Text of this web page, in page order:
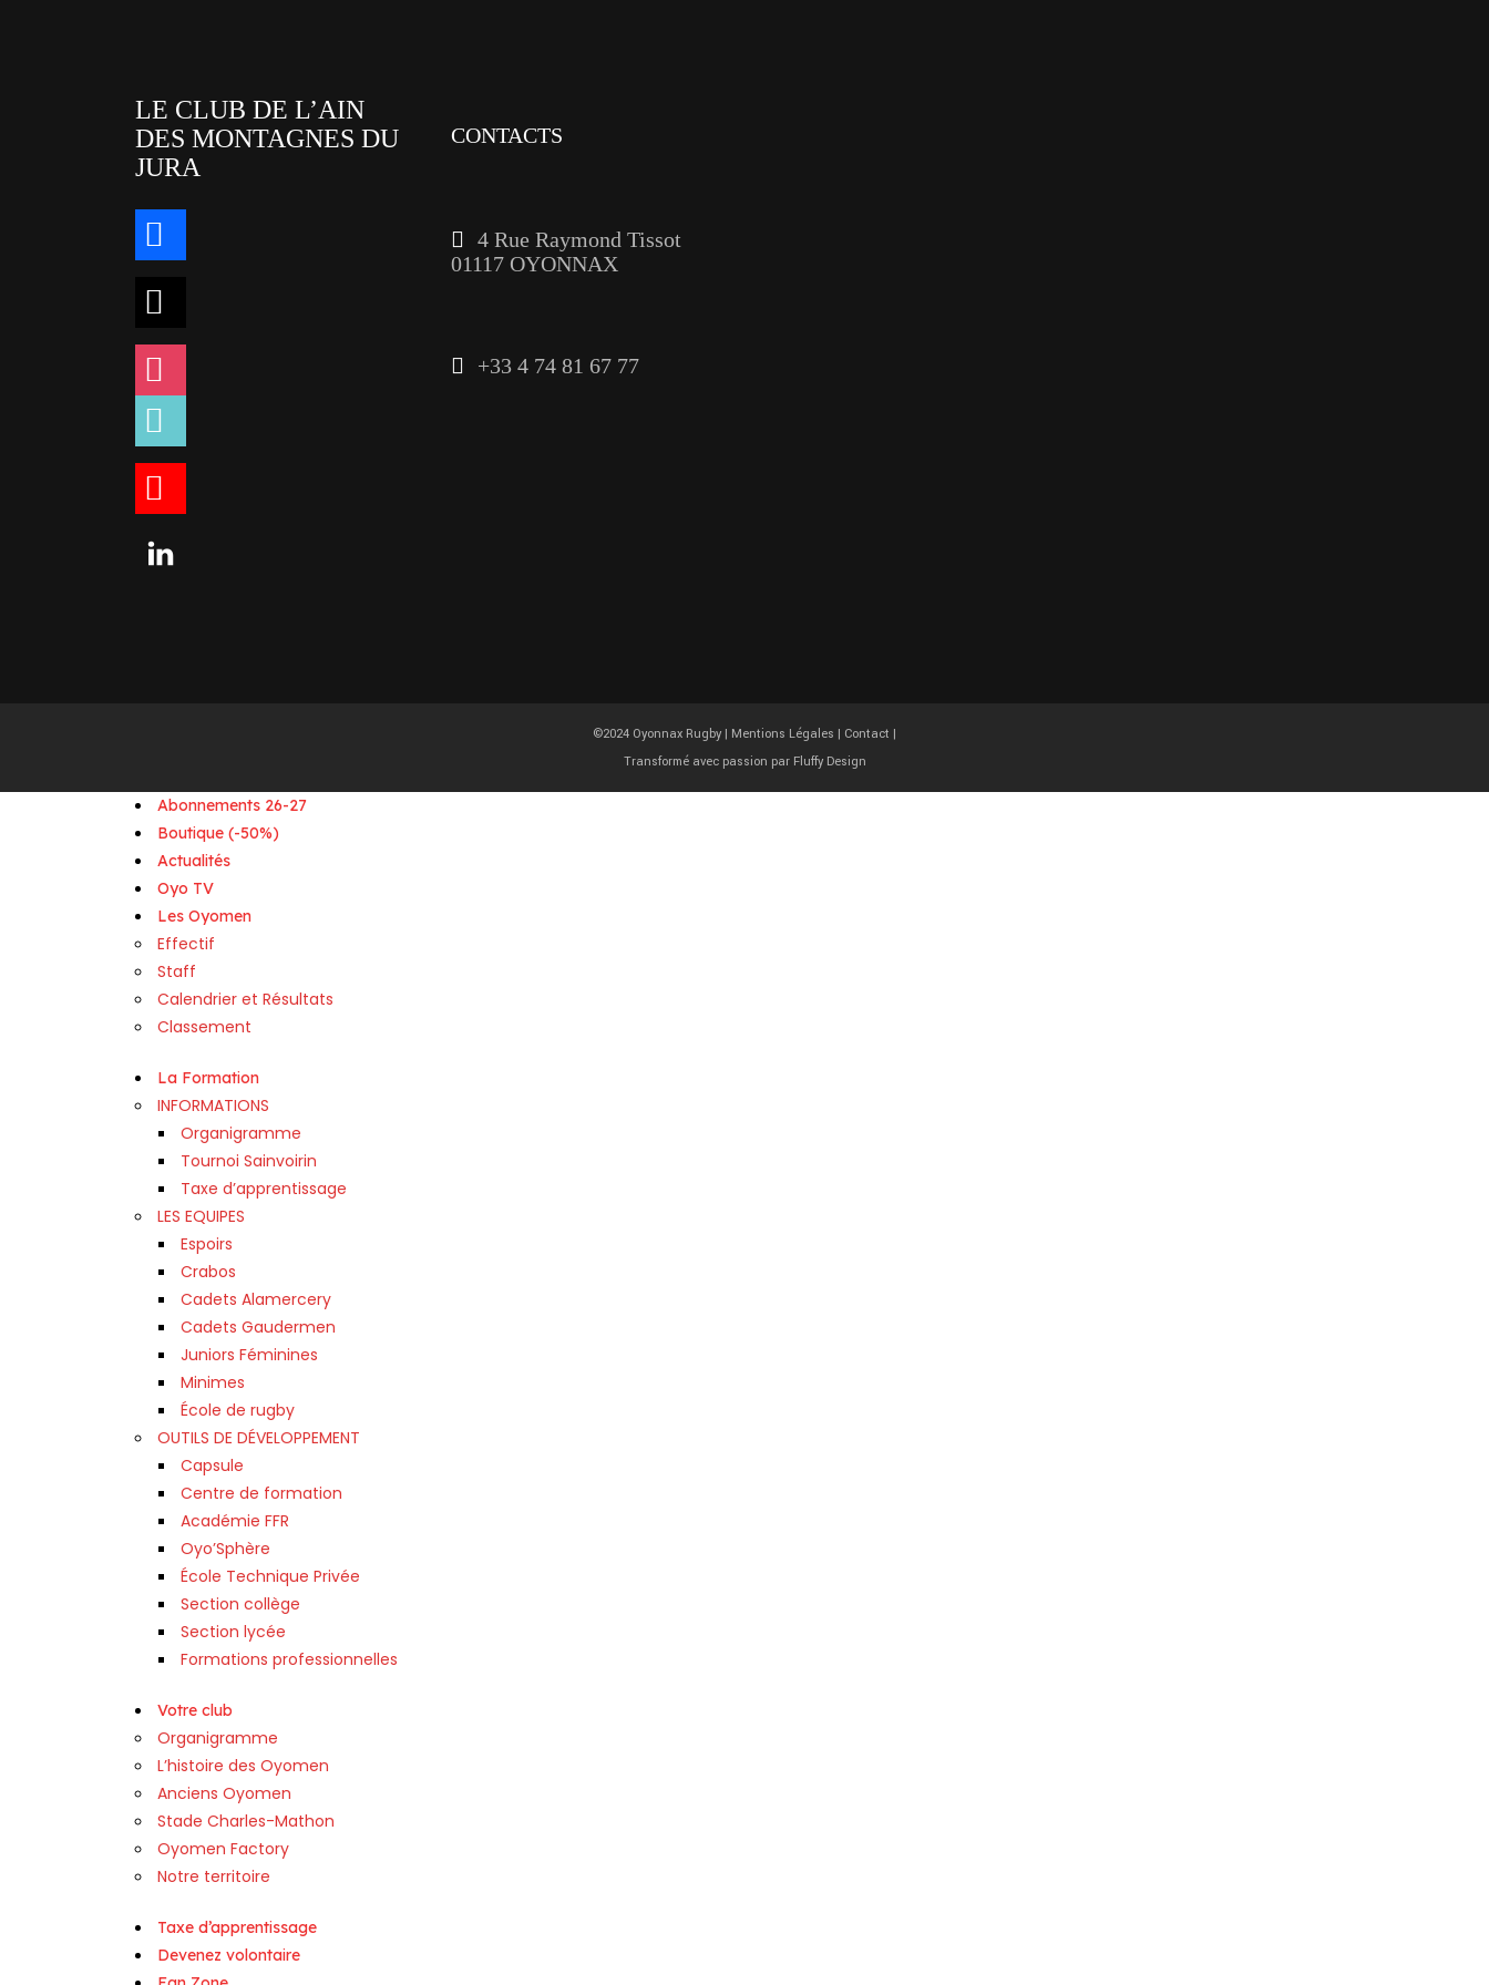
LE CLUB DE L’AIN
DES MONTAGNES DU
JURA
facebook
instagram
tiktok
youtube
CONTACTS
4 Rue Raymond Tissot
01117 OYONNAX
+33 4 74 81 67 77
©2024 Oyonnax Rugby | Mentions Légales | Contact |
Transformé avec passion par Fluffy Design
Abonnements 26-27
Boutique (-50%)
Actualités
Oyo TV
Les Oyomen
Effectif
Staff
Calendrier et Résultats
Classement
La Formation
INFORMATIONS
Organigramme
Tournoi Sainvoirin
Taxe d’apprentissage
LES EQUIPES
Espoirs
Crabos
Cadets Alamercery
Cadets Gaudermen
Juniors Féminines
Minimes
École de rugby
OUTILS DE DÉVELOPPEMENT
Capsule
Centre de formation
Académie FFR
Oyo’Sphère
École Technique Privée
Section collège
Section lycée
Formations professionnelles
Votre club
Organigramme
L’histoire des Oyomen
Anciens Oyomen
Stade Charles-Mathon
Oyomen Factory
Notre territoire
Taxe d’apprentissage
Devenez volontaire